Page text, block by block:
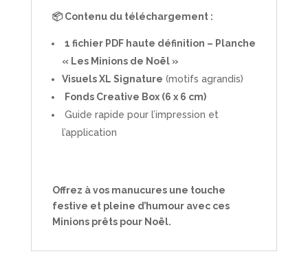
📦 Contenu du téléchargement :
1 fichier PDF haute définition – Planche
« Les Minions de Noël »
Visuels XL Signature (motifs agrandis)
Fonds Creative Box (6 x 6 cm)
Guide rapide pour l’impression et
l’application
Offrez à vos manucures une touche
festive et pleine d’humour avec ces
Minions prêts pour Noël.